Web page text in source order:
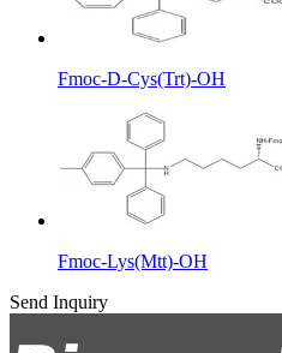
Fmoc-D-Cys(Trt)-OH
Fmoc-Lys(Mtt)-OH
Send Inquiry